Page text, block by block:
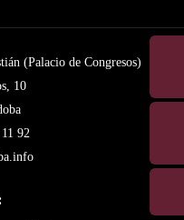
(Palacio de Congresos)
10
92